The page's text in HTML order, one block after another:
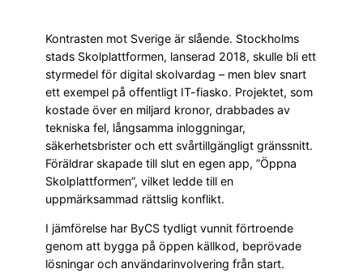
Kontrasten mot Sverige är slående. Stockholms
stads Skolplattformen, lanserad 2018, skulle bli ett
styrmedel för digital skolvardag – men blev snart
ett exempel på offentligt IT-fiasko. Projektet, som
kostade över en miljard kronor, drabbades av
tekniska fel, långsamma inloggningar,
säkerhetsbrister och ett svårtillgängligt gränssnitt.
Föräldrar skapade till slut en egen app, ”Öppna
Skolplattformen”, vilket ledde till en
uppmärksammad rättslig konflikt.
I jämförelse har ByCS tydligt vunnit förtroende
genom att bygga på öppen källkod, beprövade
lösningar och användarinvolvering från start.